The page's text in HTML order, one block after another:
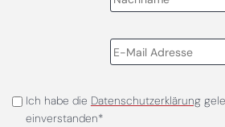
Ich habe die Datenschutzerklärung
einverstanden*